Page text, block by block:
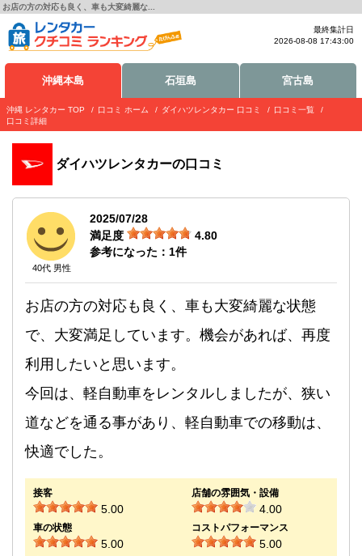
お店の方の対応も良く、車も大変綺麗な...
最終集計日
2026-08-08 17:43:00
沖縄本島 石垣島 宮古島
沖縄 レンタカー TOP 口コミ ホーム ダイハツレンタカー 口コミ
口コミ一覧
口コミ詳細
ダイハツレンタカーの口コミ
40代 男性
2025/07/28
満足度
4.80
参考になった： 1件
お店の方の対応も良く、車も大変綺麗な状態
で、大変満足しています。機会があれば、再度
利用したいと思います。
今回は、軽自動車をレンタルしましたが、狭い
道などを通る事があり、軽自動車での移動は、
快適でした。
接客
5.00
店舗の雰囲気・設備
4.00
車の状態
5.00
コストパフォーマンス
5.00